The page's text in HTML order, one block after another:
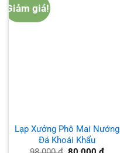
Giảm giá!
Lạp Xưởng Phô Mai Nướng
Đá Khoái Khẩu